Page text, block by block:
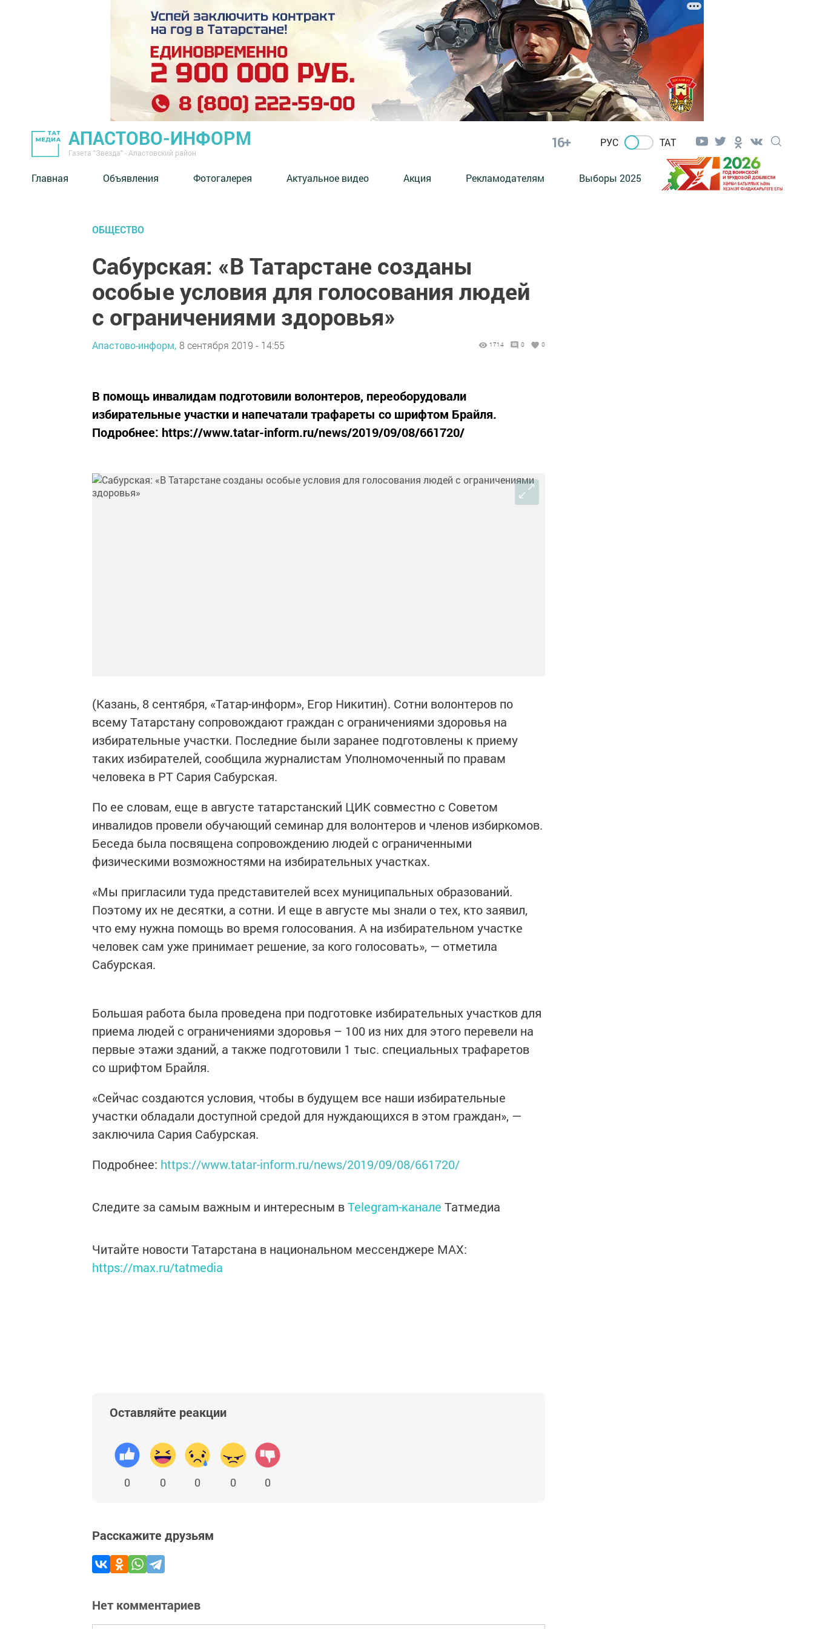
АПАСТОВО-ИНФОРМ
Газета "Звезда" - Апастовский район
16+ РУС ТАТ
Главная Объявления Фотогалерея Актуальное видео Акция Рекламодателям Выборы 2025
ОБЩЕСТВО
Сабурская: «В Татарстане созданы
особые условия для голосования людей
с ограничениями здоровья»
Апастово-информ, 8 сентября 2019 - 14:55 1714 0 0
В помощь инвалидам подготовили волонтеров, переоборудовали
избирательные участки и напечатали трафареты со шрифтом Брайля.
Подробнее: https://www.tatar-inform.ru/news/2019/09/08/661720/
(Казань, 8 сентября, «Татар-информ», Егор Никитин). Сотни волонтеров по
всему Татарстану сопровождают граждан с ограничениями здоровья на
избирательные участки. Последние были заранее подготовлены к приему
таких избирателей, сообщила журналистам Уполномоченный по правам
человека в РТ Сария Сабурская.
По ее словам, еще в августе татарстанский ЦИК совместно с Советом
инвалидов провели обучающий семинар для волонтеров и членов избиркомов.
Беседа была посвящена сопровождению людей с ограниченными
физическими возможностями на избирательных участках.
«Мы пригласили туда представителей всех муниципальных образований.
Поэтому их не десятки, а сотни. И еще в августе мы знали о тех, кто заявил,
что ему нужна помощь во время голосования. А на избирательном участке
человек сам уже принимает решение, за кого голосовать», — отметила
Сабурская.
Большая работа была проведена при подготовке избирательных участков для
приема людей с ограничениями здоровья – 100 из них для этого перевели на
первые этажи зданий, а также подготовили 1 тыс. специальных трафаретов
со шрифтом Брайля.
«Сейчас создаются условия, чтобы в будущем все наши избирательные
участки обладали доступной средой для нуждающихся в этом граждан», —
заключила Сария Сабурская.
Подробнее: https://www.tatar-inform.ru/news/2019/09/08/661720/
Следите за самым важным и интересным вTelegram-канале Татмедиа
Читайте новости Татарстана в национальном мессенджере MАХ:
https://max.ru/tatmedia
Оставляйте реакции
0 0 0 0 0
Расскажите друзьям
Нет комментариев